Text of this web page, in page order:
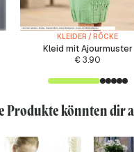
KLEIDER / RÖCKE
Kleid mit Ajourmuster
€3.90
Produkte könnten dir